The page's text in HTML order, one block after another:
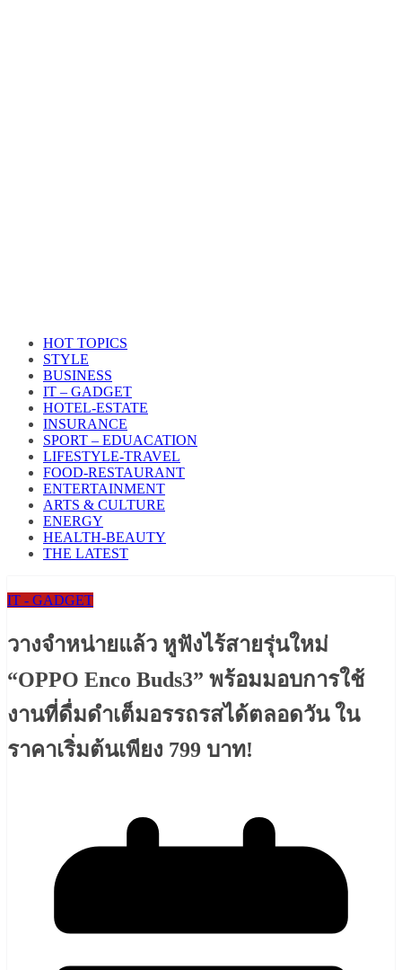
HOT TOPICS
STYLE
BUSINESS
IT – GADGET
HOTEL-ESTATE
INSURANCE
SPORT – EDUACATION
LIFESTYLE​-TRAVEL​
FOOD-RESTAURANT
ENTERTAINMENT
ARTS & CULTURE
ENERGY
HEALTH​-BEAUTY
THE LATEST
IT - GADGET
วางจำหน่ายแล้ว หูฟังไร้สายรุ่นใหม่
“OPPO Enco Buds3” พร้อมมอบการใช้
งานที่ดื่มดำเต็มอรรถรสได้ตลอดวัน ใน
ราคาเริ่มต้นเพียง 799 บาท!